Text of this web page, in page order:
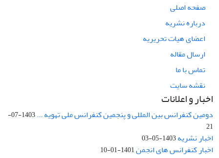
صفحه اصلی
درباره نشریه
اعضای هیات تحریریه
ارسال مقاله
تماس با ما
نقشه سایت
اخبار و اعلانات
دومین کنفرانس بین المللی و پنجمین کنفرانس ملی تهویه ...
1403-07-
21
اخبار نشریه1403-05-03
اخبار کنفرانس های انجمن1401-01-10